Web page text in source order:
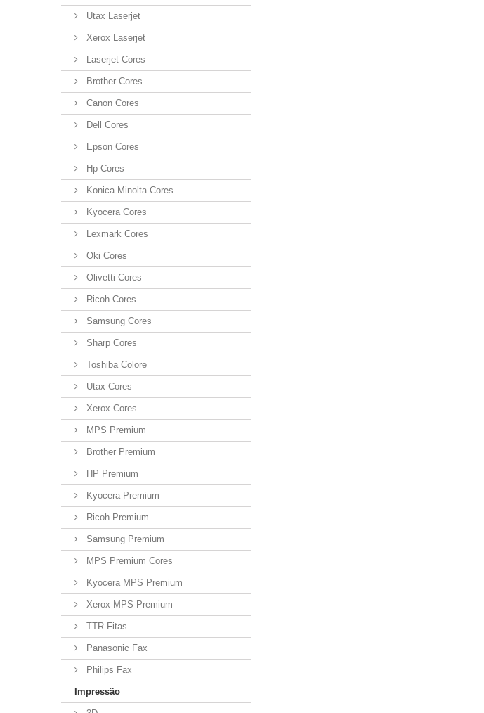
Utax Laserjet
Xerox Laserjet
Laserjet Cores
Brother Cores
Canon Cores
Dell Cores
Epson Cores
Hp Cores
Konica Minolta Cores
Kyocera Cores
Lexmark Cores
Oki Cores
Olivetti Cores
Ricoh Cores
Samsung Cores
Sharp Cores
Toshiba Colore
Utax Cores
Xerox Cores
MPS Premium
Brother Premium
HP Premium
Kyocera Premium
Ricoh Premium
Samsung Premium
MPS Premium Cores
Kyocera MPS Premium
Xerox MPS Premium
TTR Fitas
Panasonic Fax
Philips Fax
Impressão